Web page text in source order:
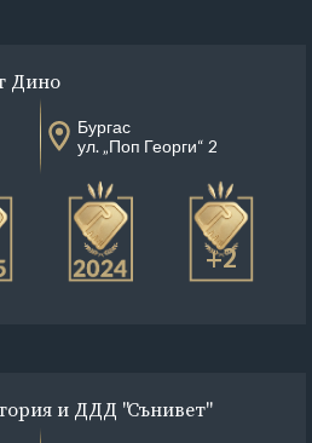
Дино
Бургас
ул. „Поп Георги“ 2
+2
и ДДД "Сънивет"